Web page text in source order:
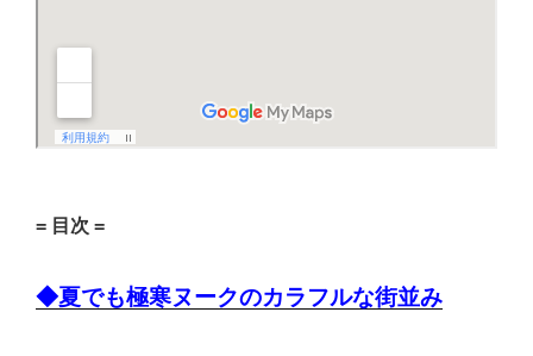
= 目次 =
◆夏でも極寒ヌークのカラフルな街並み